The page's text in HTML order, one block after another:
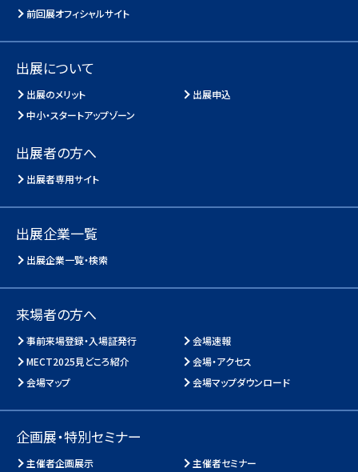
前回展オフィシャルサイト
出展について
出展のメリット
出展申込
中小・スタートアップゾーン
出展者の方へ
出展者専用サイト
出展企業一覧
出展企業一覧・検索
来場者の方へ
事前来場登録・入場証発行
会場速報
MECT2025見どころ紹介
会場・アクセス
会場マップ
会場マップダウンロード
企画展・特別セミナー
主催者企画展示 主催者セミナー